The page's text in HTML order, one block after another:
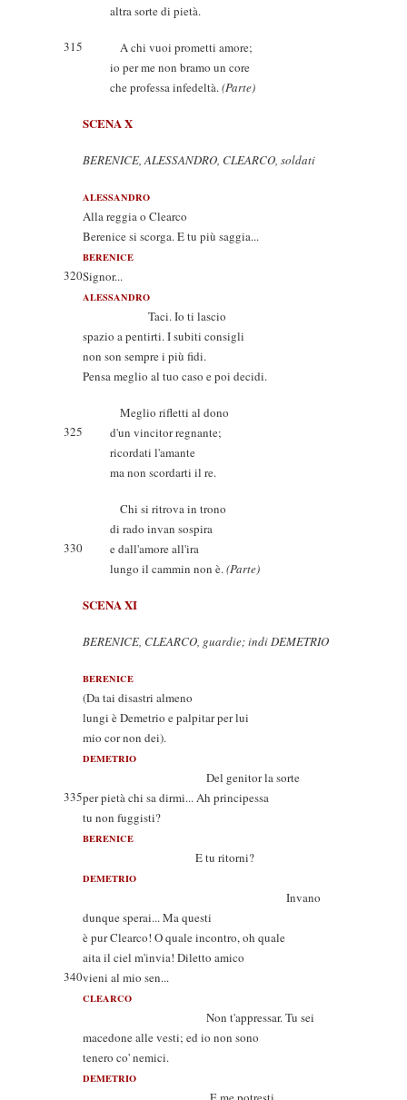
altra sorte di pietà.
315
A chi vuoi prometti amore;
io per me non bramo un core
che professa infedeltà.(Parte)
SCENA X
BERENICE, ALESSANDRO, CLEARCO, soldati
ALESSANDRO
Alla reggia o Clearco
Berenice si scorga. E tu più saggia...
BERENICE
320Signor...
ALESSANDRO
Taci. Io ti lascio
spazio a pentirti. I subiti consigli
non son sempre i più fidi.
Pensa meglio al tuo caso e poi decidi.
Meglio rifletti al dono
325
d'un vincitor regnante;
ricordati l'amante
ma non scordarti il re.
Chi si ritrova in trono
di rado invan sospira
330
e dall'amore all'ira
lungo il cammin non è.(Parte)
SCENA XI
BERENICE, CLEARCO, guardie; indi DEMETRIO
BERENICE
(Da tai disastri almeno
lungi è Demetrio e palpitar per lui
mio cor non dei).
DEMETRIO
Del genitor la sorte
335per pietà chi sa dirmi... Ah principessa
tu non fuggisti?
BERENICE
E tu ritorni?
DEMETRIO
Invano
dunque sperai... Ma questi
è pur Clearco! O quale incontro, oh quale
aita il ciel m'invia! Diletto amico
340vieni al mio sen...
CLEARCO
Non t'appressar. Tu sei
macedone alle vesti; ed io non sono
tenero co' nemici.
DEMETRIO